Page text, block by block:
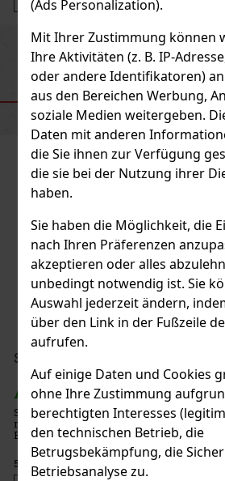
(Ads Personalization).
Mit Ihrer Zustimmung können
Ihre Aktivitäten (z. B. IP-
oder andere Identifikatoren)
aus den Bereichen Werbung,
soziale Medien weitergeben.
Daten mit anderen
die Sie ihnen zur Verfügung
die sie bei der Nutzung ihrer
haben.
Sie haben die Möglichkeit, die
nach Ihren Präferenzen
akzeptieren oder alles
unbedingt notwendig ist. Sie
Auswahl jederzeit ändern,
über den Link in der Fußzeile
aufrufen.
Auf einige Daten und Cookies
ohne Ihre Zustimmung
berechtigten Interesses
den technischen Betrieb, die
Betrugsbekämpfung, die
Betriebsanalyse zu.
Rocky Patel Dark Star Short
AUF LAGER(> 5 st)
6.53
EMPFOHLENE
Serbetli Toastet Berri 50g
AUF LAGER (3 st)
Serbetli Toastet Berri 50 g – türkischer
mit dem Geschmack einer würzigen
Brombeeren.
5.29€ ohne VAT